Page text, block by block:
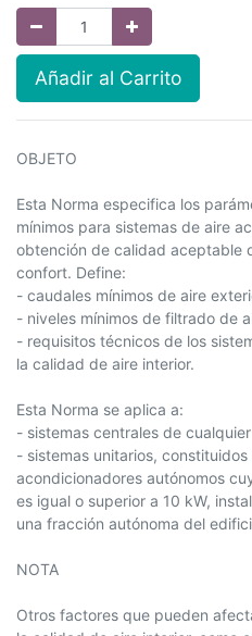
Añadir al Carrito
OBJETO
Esta Norma especifica los
mínimos para sistemas de aire
obtención de calidad aceptable
confort. Define:
- caudales mínimos de aire
- niveles mínimos de filtrado de
- requisitos técnicos de los
la calidad de aire interior.
Esta Norma se aplica a:
- sistemas centrales de
- sistemas unitarios,
acondicionadores autónomos
es igual o superior a 10 kW,
una fracción autónoma del
NOTA
Otros factores que pueden